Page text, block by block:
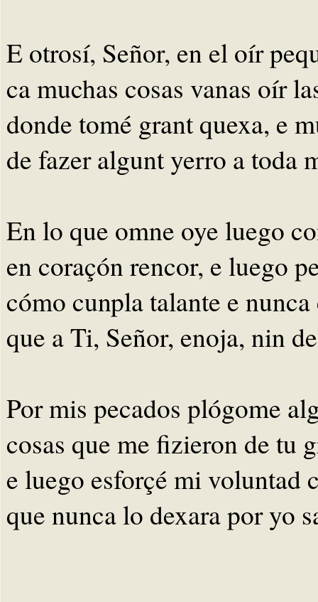
E otrosí, Señor, en el oír
ca muchas cosas vanas oír
donde tomé grant quexa, e
de fazer algunt yerro a toda
En lo que omne oye luego
en coraçón rencor, e luego
cómo cunpla talante e nunca
que a Ti, Señor, enoja, nin
Por mis pecados plógome
cosas que me fizieron de tu
e luego esforçé mi voluntad
que nunca lo dexara por yo